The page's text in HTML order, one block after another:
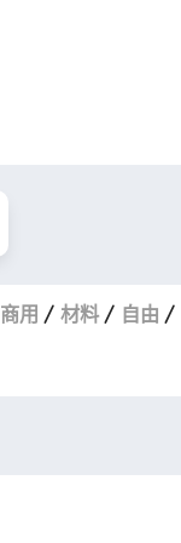
商用 材料 自由